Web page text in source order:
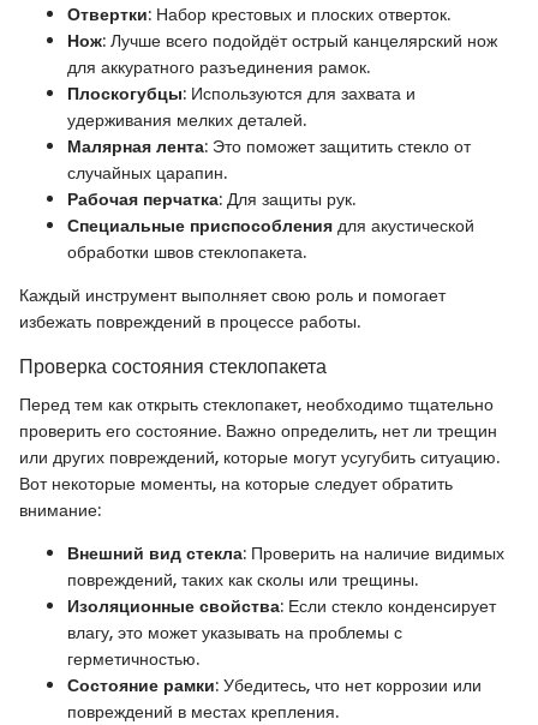
Отвертки: Набор крестовых и плоских отверток.
Нож: Лучше всего подойдёт острый канцелярский нож
для аккуратного разъединения рамок.
Плоскогубцы: Используются для захвата и
удерживания мелких деталей.
Малярная лента: Это поможет защитить стекло от
случайных царапин.
Рабочая перчатка: Для защиты рук.
Специальные приспособления для акустической
обработки швов стеклопакета.
Каждый инструмент выполняет свою роль и помогает
избежать повреждений в процессе работы.
Проверка состояния стеклопакета
Перед тем как открыть стеклопакет, необходимо тщательно
проверить его состояние. Важно определить, нет ли трещин
или других повреждений, которые могут усугубить ситуацию.
Вот некоторые моменты, на которые следует обратить
внимание:
Внешний вид стекла: Проверить на наличие видимых
повреждений, таких как сколы или трещины.
Изоляционные свойства: Если стекло конденсирует
влагу, это может указывать на проблемы с
герметичностью.
Состояние рамки: Убедитесь, что нет коррозии или
повреждений в местах крепления.